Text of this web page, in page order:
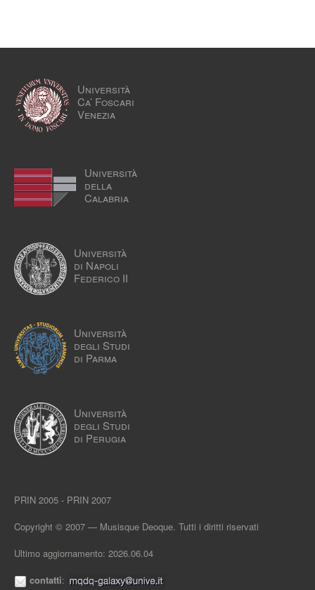
Università
Ca’ Foscari
Venezia
Università
della
Calabria
Università
di Napoli
Federico II
Università
degli Studi
di Parma
Università
degli Studi
di Perugia
PRIN 2005 - PRIN 2007
Copyright © 2007 — Musisque Deoque. Tutti i diritti riservati
Ultimo aggiornamento: 2026.06.04
contatti: